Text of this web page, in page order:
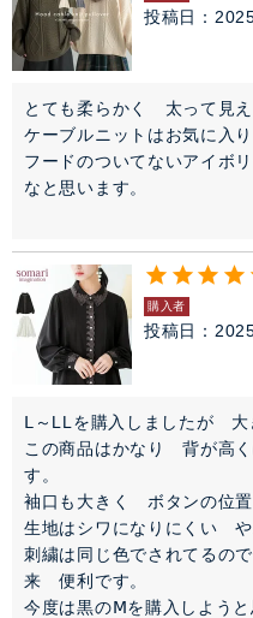
投稿日
とても柔らかく　太って見
ケーブルニットはお気に入り
フードのついてないアイボ
なと思います。
購入者
投稿日
Ⅼ～LLを購入しましたが　大
この商品はかなり　背が高
す。
袖口も大きく　ボタンの位
生地はシワになりにくい　
刺繍は同じ色でされてるの
来　便利です。
今度は黒のⅯを購入しようと